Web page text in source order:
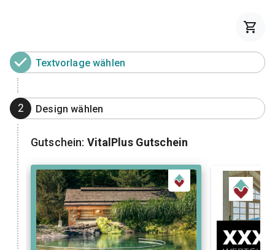
Textvorlage wählen
2 Design wählen
Gutschein: VitalPlus Gutschein